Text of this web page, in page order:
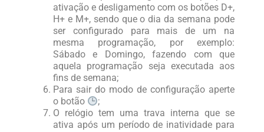
ativação e desligamento com os botões D+,
H+ e M+, sendo que o dia da semana pode
ser configurado para mais de um na
mesma programação, por exemplo:
Sábado e Domingo, fazendo com que
aquela programação seja executada aos
fins de semana;
Para sair do modo de configuração aperte
o botão
;
O relógio tem uma trava interna que se
ativa após um período de inatividade para